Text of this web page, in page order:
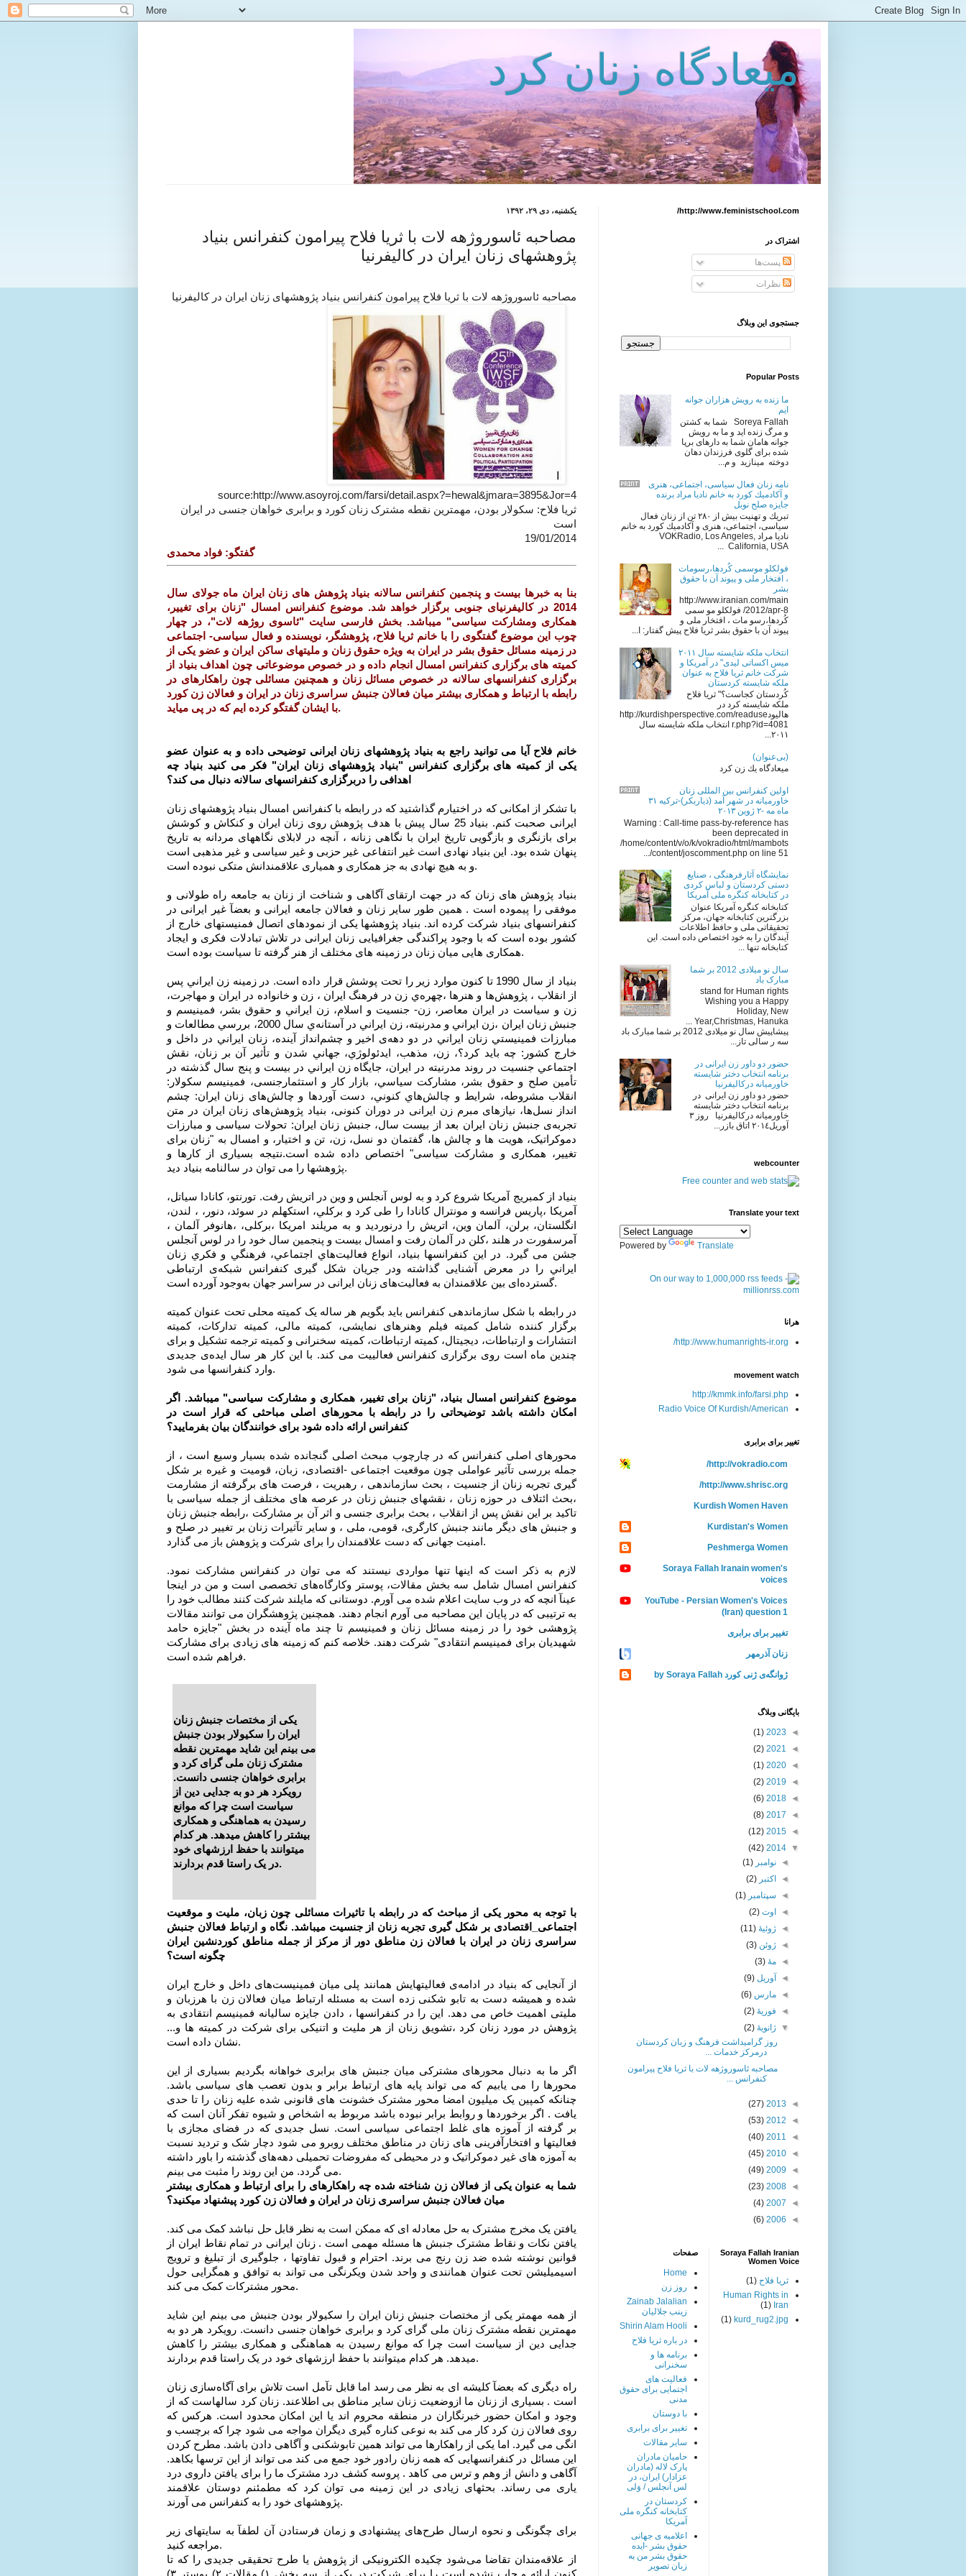
میعادگاه زنان كرد
یکشنبه، دی ۲۹، ۱۳۹۲
مصاحبه ئاسوروژهه لات با ثریا فلاح پیرامون کنفرانس بنیاد
پژوهشهای زنان ایران در کالیفرنیا
مصاحبه ئاسوروژهه لات با ثریا فلاح پیرامون کنفرانس بنیاد پژوهشهای زنان ایران در کالیفرنیا
source:http://www.asoyroj.com/farsi/detail.aspx?=hewal&jmara=3895&Jor=4
ثریا فلاح: سکولار بودن، مهمترین نقطه مشترک زنان کورد و برابری خواهان جنسی در ایران
است
19/01/2014
گفتگو: فواد محمدی
بنا به خبرها بیست و پنجمین کنفرانس سالانه بنیاد پژوهش های زنان ایران ماه جولای سال
2014 در کالیفرنیای جنوبی برگزار خواهد شد.
موضوع کنفرانس امسال "زنان برای تغییر،
همکاری ومشارکت سیاسی" میباشد. بخش فارسی سایت "ئاسوی روژهه لات"، در چهار
چوب این موضوع گفتگوی را با خانم ثریا فلاح، پژوهشگر، نویسنده و فعال سیاسی- اجتماعی
در زمینه مسائل حقوق بشر در ایران بە ویژە حقوق زنان و ملیتهای ساکن ایران و عضو یکی از
کمیته های برگزاری کنفرانس امسال انجام داده و در خصوص موضوعاتی چون اهداف بنیاد از
برگزاری کنفرانسهای سالانه در خصوص مسائل زنان و همچنین مسائلی چون راهکارهای در
رابطه با ارتباط و همکاری بیشتر میان فعالان جنبش سراسری زنان در ایران و فعالان زن کورد
با ایشان گفتگو کرده ایم که در پی میاید.
خانم فلاح آیا می توانید راجع به بنیاد پژوهشهای زنان ایرانی توضیحی داده و به عنوان عضو
یکی از کمیته های برگزاری کنفرانس "بنیاد پژوهشهای زنان ایران" فکر می کنید بنیاد چه
اهدافی را دربرگزاری کنفرانسهای سالانه دنبال می کند؟
با تشکر از امکانی که در اختیارم گذاشتید که در رابطه با کنفرانس امسال بنیاد پژوهشهای زنان
ایرانی صحبت کنم. بنياد 25 سال پیش با هدف پژوهش روی زنان ایران و کنکاش و كوشش
برای بازنگری و بازگویی تاریخ ایران با نگاهی زنانه ، آنچه در لابلای نگاههای مردانه به تاریخ
پنهان شده بود. این بنیاد نهادی است غیر انتفاعی غیر حزبی و غیر سیاسی و غیر مذهبی است
و به هیچ نهادی به جز همکاری و همیاری علاقمندانش متکی نبوده است.
بنیاد پژوهش های زنان که در جهت ارتقای آگاهی و شناخت از زنان به جامعه راه طولانی و
موفقی را پیموده است . همین طور سایر زنان و فعالان جامعه ایرانی و بعضآ غیر ایرانی در
کنفرانسهای بنیاد شرکت کرده اند. بنیاد پژوهشها یکی از نمودهای اتصال فمنیستهای خارج از
کشور بوده است که با وجود پراکندگی جغرافیایی زنان ایرانی در تلاش تبادلات فکری و ایجاد
همکاری هایی میان زنان در زمینه های مختلف از هنر گرفته تا سیاست بوده است.
بنیاد از سال 1990 تا کنون موارد زیر را تحت پوشش قرار داده است. در زمینه زن ايراني پس
از انقلاب ، پژوهش‌ها و هنرها ،چهره‌ي زن در فرهنگ ايران ، زن و خانواده در ايران و مهاجرت،
زن و سياست در ايران معاصر، زن- جنسيت و اسلام، زن ايراني و حقوق بشر، فمينيسم و
جنبش زنان ايران ،زن ايراني و مدرنيته، زن ايراني در آستانه‌ي سال 2000، بررسي مطالعات و
مبارزات فمينيستي زنان ايراني در دو دهه‌ی اخير و چشم‌انداز آينده، زنان ايراني در داخل و
خارج كشور: چه بايد كرد؟، زن، مذهب، ايدئولوژي، جهاني شدن و تأثير آن بر زنان، نقش
اجتماعي جنسيت در روند مدرنيته در ايران، جايگاه زن ايراني در بيست و پنج سال گذشته در
تأمين صلح و حقوق بشر، مشاركت سياسي، بازار كار و استثمارجنسی، فمينيسم سكولار:
انقلاب مشروطه، شرايط و چالش‌هاي كنوني، دست آورد‌ها و چالش‌های زنان ایران: چشم
‌انداز نسل‌ها، نیازهای مبرم زن ایرانی در دوران کنونی، بنیاد پژوهش‌های زنان ایران در متن
تجربه‌ی جنبش زنان ایران بعد از بیست سال، جنبش زنان ایران: تحولات سیاسی و مبارزات
دموکراتیک، هویت ها و چالش ها، گفتمان دو نسل، زن، تن و اختیار، و امسال به "زنان برای
تغییر، همکاری و مشارکت سیاسی" اختصاص داده شده است.نتیجه بسیاری از کارها و
پژوهشها را می توان در سالنامه بنیاد دید.
بنیاد از كمبريج آمریکا شروع کرد و به لوس آنجلس و وین در اتریش رفت. تورنتو، كانادا سياتل،
آمریکا ،پاريس فرانسه و مونترال كانادا را طی کرد و بركلي، استكهلم در سوئد، دنور، ، لندن،
انگلستان، برلن، آلمان وين، اتريش را درنوردید و به مریلند امریکا ،برکلی، ،هانوفر آلمان ،
آمرسفورت در هلند ،کلن در آلمان رفت و امسال بیست و پنجمین سال خود را در لوس آنجلس
جشن می گیرد. در این کنفرانسها بنياد، انواع فعاليت‌هاي اجتماعي، فرهنگي و فكري زنان
ايراني را در معرض آشنایی گذاشته ودر جریان شکل گیری کنفرانس شبكه‌ی ارتباطی
گسترده‌ای بين علاقمندان به فعاليت‌های زنان ايرانی در سراسر جهان به‌وجود آورده است.
در رابطه با شکل سازماندهی کنفرانس باید بگویم هر ساله یک کمیته محلی تحت عنوان کمیته
برگزار کننده شامل کمیته فیلم وهنرهای نمایشی، کمیته مالی، کمیته تدارکات، کمیته
انتشارات و ارتباطات، دیجیتال، کمیته ارتباطات، کمیته سخنرانی و کمیته ترجمه تشکیل و برای
چندین ماه است روی برگزاری کنفرانس فعالییت می کند. با این کار هر سال ایده‌ی جدیدی
وارد کنفرانسها می شود.
موضوع کنفرانس امسال بنیاد، "زنان برای تغییر، همکاری و مشارکت سیاسی" میباشد. اگر
امکان داشته باشد توضیحاتی را در رابطه با محورهای اصلی مباحثی که قرار است در
کنفرانس ارائه داده شود برای خوانندگان بیان بفرمایید؟
محورهای اصلی کنفرانس که در چارچوب مبحث اصلی گنجانده شده بسیار وسیع است ، از
جمله بررسی تآثیر عواملی چون موقعیت اجتماعی -اقتصادی، زبان، قومیت و غیره بر شکل
گیری تجربه زنان از جنسیت ، بحث سازماندهی ، رهبریت ، فرصت های برگرفته از مشارمت
،بحث ائتلاف در حوزه زنان ، نقشهای جنبش زنان در عرصه های مختلف از جمله سیاسی با
تاکید بر این نقش پس از انقلاب ، بحث برابری جنسی و اثر آن بر مشارکت ،رابطه جنبش زنان
و جنبش های دیگر مانند جنبش کارگری، قومی، ملی ، و سایر تآثیرات زنان بر تغییر در صلح و
امنیت جهانی که دست علاقمندان را برای شرکت و پژوهش باز می گذارد.
لازم به ذکر است که اینها تنها مواردی نیستند که می توان در کنفرانس مشارکت نمود.
کنفرانس امسال شامل سه بخش مقالات، پوستر وکارگاه‌های تخصصی است و من در اینجا
عینآ انچه که در وب سایت اعلام شده می آورم. دوستانی که مایلند شرکت کنند مطالب خود را
به ترتیبی که در پایان این مصاحبه می آورم انجام دهند. همچنین پژوهشگران می توانند مقالات
پژوهشی خود را در زمینه مسائل زنان و فمینیسم تا چند ماه آینده در بخش "جایزه حامد
شهیدیان برای فمینیسم انتقادی" شرکت دهند. خلاصه کنم که زمینه های زیادی برای مشارکت
فراهم شده است.
یکی از مختصات جنبش زنان
ایران را سکیولار بودن جنبش
می بینم این شاید مهمترین نقطه
مشترک زنان ملی گرای کرد و
برابری خواهان جنسی دانست.
رویکرد هر دو به جدایی دین از
سیاست است چرا که موانع
رسیدن به هماهنگی و همکاری
بیشتر را کاهش میدهد. هر کدام
میتوانند با حفظ ارزشهای خود
در یک راستا قدم بردارند.
با توجه به محور یکی از مباحث که در رابطه با تاثیرات مسائلی چون زبان، ملیت و موقعیت
اجتماعی_اقتصادی بر شکل گیری تجربه زنان از جنسیت میباشد. نگاه و ارتباط فعالان جنبش
سراسری زنان در ایران با فعالان زن مناطق دور از مرکز از جمله مناطق کوردنشین ایران
چگونه است؟
از آنجایی که بنیاد در ادامه‌ی فعالیتهایش همانند پلی میان فمینیست‌های داخل و خارج ایران
شده و همیشه دست به تابو شکنی زده است به مسئله ارتباط میان فعالان زن با هرزبان و
ملیتی اهمیت خاص می دهد. این را در کنفرانسها ، دادن جایزه سالیانه فمینیسم انتقادی به
پژوهش در مورد زنان کرد ،تشویق زنان از هر ملیت و اتنیکی برای شرکت در کمیته ها و...
نشان داده است.
اگر ما به دنبال محورهای مشترکی میان جنبش های برابری خواهانه بگردیم بسیاری از این
محورها را می یابیم که می تواند پایه های ارتباط برابر و بدون تعصب های سیاسی باشد.
چنانکه کمپین یک میلیون امضا محور مشترک خشونت های قانونی شده علیه زنان را تا حدی
یافت . اگر برخوردها و روابط برابر نبوده باشد مربوط به اشخاص و شیوه تفکر آنان است که
بر گرفته از آموزه های غلط اجتماعی سیاسی است. نسل جدیدی که در فضای مجازی با
فعالیتها و افتخارآفرینی های زنان در مناطق مختلف روبرو می شود دچار شک و تردید نسبت
به آموزه های غیر دموکراتیک و در محیطی که مفروضات تحمیلی دهه‌های گذشته را باور داشته
می گردد. من این روند را مثبت می بینم.
شما به عنوان یکی از فعالان زن شناخته شده چه راهکارهای را برای ارتباط و همکاری بیشتر
میان فعالان جنبش سراسری زنان در ایران و فعالان زن کورد پیشنهاد میکنید؟
یافتن یک مخرج مشترک به حل معادله ای که ممکن است به نظر قابل حل نباشد کمک می کند.
یافتن نکات و نقاط مشترک جنبش ها مسئله مهمی است . زنان ایرانی در تمام نقاط ایران از
قوانین نوشته شده ضد زن رنج می برند. احترام و قبول تفاوتها ، جلوگیری از تبلیغ و ترویج
اسیمیلیشن تحت عنوان همانندی و واحد شدن ویکرنگی می تواند به توافق و همگرایی حول
محور مشترکات کمک می کند.
از همه مهمتر یکی از مختصات جنبش زنان ایران را سکیولار بودن جنبش می بینم این شاید
مهمترین نقطه مشترک زنان ملی گرای کرد و برابری خواهان جنسی دانست. رویکرد هر دو به
جدایی دین از سیاست است چرا که موانع رسیدن به هماهنگی و همکاری بیشتر را کاهش
میدهد. هر کدام میتوانند با حفظ ارزشهای خود در یک راستا قدم بردارند.
راه دیگری که بعضآ کلیشه ای به نظر می رسد اما قابل تآمل است تلاش برای آگاه‌سازی زنان
است . بسیاری از زنان ما ازوضعیت زنان سایر مناطق بی اطلاعند. زنان کرد سالهاست که از
وجود و امکان حضور خبرنگاران در منطقه محروم اند یا این امکان محدود است. هرکس که
روی فعالان زن کرد کار می کند به نوعی کناره گیری دیگران مواجه می شود چرا که برچسب و
انگی می گیرد. اما یکی از راهکارها می تواند همین تابوشکنی و آگاهی دادن باشد. مطرح کردن
این مسائل در کنفرانسهایی که همه زنان رادور خود جمع می کند می تواند از این ترسها بکاهد.
آگاهی و دانش از وهم و ترس می کاهد . پروسه کشف درد مشترک ما را برای یافتن داروی درد
یاری می رساند. بحثهای زیادی در این زمینه می توان کرد که مطمئنم دوستان علاقمند
پژوهشهای خود را به کنفرانس می آورند.
برای چگونگی و نحوه ارسال طرح‌های پیشنهادی و زمان فرستادن آن لطفآ به سایتهای زیر
مراجعه کنید.
از علاقه‌مندان تقاضا می‌‌‌‌‌‌‌شود چکیده الکترونیکی از پژوهش یا طرح تحقیقی جدیدی را که تا
http://www.feministschool.com/
اشتراک در
پست‌ها
نظرات
جستجوی این وبلاگ
Popular Posts
ما زنده به رویش هزاران جوانه
ایم
Soreya Fallah شما به كشتن
و مرگ زنده ايد و ما به رويش
جوانه هامان شما به دارهای برپا
شده برای گلوی فرزندان دهان
دوخته مینازید و م...
نامه زنان فعال سياسى، اجتماعى، هنرى
و آكادميك كورد به خانم ناديا مراد برنده
جایزه صلح نوبل
تبريك و تهنيت بيش از ٢٨٠ تن از زنان فعال
سياسى، اجتماعى، هنرى و آكادميك كورد به خانم
ناديا مراد VOKRadio, Los Angeles,
California, USA ...
فولکلو موسمی کُردها،رسومات
، افتخار ملی و پیوند آن با حقوق
بشر
http://www.iranian.com/main
/2012/apr-8 فولکلو مو سمی
کُردها،رسو مات ، افتخار ملی و
پیوند آن با حقوق بشر ثریا فلاح پیش گفتار: ا...
انتخاب ملکه شایسته سال ٢٠١١
میس اکساتی لیدی" در آمریکا و
شرکت خانم ثریا فلاح به عنوان
ملکه شایسته کردستان
کُردستان کجاست؟" ثریا فلاح
ملکه شایسته کرد در
هالیودhttp://kurdishperspective.com/readuse
r.php?id=4081 انتخاب ملکه شایسته سال
٢٠١١...
(بی‌عنوان)
میعادگاه یك زن كرد
اولين كنفرانس بين المللى زنان
خاورميانه در شهر آمد (ذياربكر)-تركيه ٣١
ماه مه -٢ ژوين ٢٠١٣
Warning : Call-time pass-by-reference has
been deprecated in
/home/content/v/o/k/vokradio/html/mambots
/content/joscomment.php on line 51...
نمایشگاه آثارفرهنگی ، صنایع
دستی کردستان و لباس کردی
در کتابخانه کنگره ملی آمریکا
کتابخانه کنگره آمریکا عنوان
بزرگترین کتابخانه جهان، مرکز
تحقیقاتی ملی و حافظ اطلاعات
آیندگان را به خود اختصاص داده است. این
کتابخانه تنها ...
سال نو میلادی 2012 بر شما
مبارک باد
stand for Human rights
Wishing you a Happy
Holiday, New
Year,Christmas, Hanuka ...
پیشاپیش سال نو میلادی 2012 بر شما مبارک باد
سه ر سالی تاز...
حضور دو داور زن ایرانی در
برنامه انتخاب دختر شایسته
خاورمیانه درکالیفرنیا
حضور دو داور زن ایرانی در
برنامه انتخاب دختر شایسته
خاورمیانه درکالیفرنیا روز ٣
آوريل٢٠١٤ اتاق بازر...
webcounter
Translate your text
Powered by Translate
هرانا
http://www.humanrights-ir.org/
movement watch
http://kmmk.info/farsi.php
Radio Voice Of Kurdish/American
تغییر برای برابری
http://vokradio.com/
http://www.shrisc.org/
Kurdish Women Haven
Kurdistan's Women
Peshmerga Women
Soraya Fallah Iranain women's
voices
YouTube - Persian Women's Voices
(Iran) question 1
تغییر برای برابری
زنان آذرمهر
ژوانگه‌ی ژنی كورد by Soraya Fallah
بايگانی وبلاگ
◄
2023
(1)
◄
2021
(2)
◄
2020
(1)
◄
2019
(2)
◄
2018
(6)
◄
2017
(8)
◄
2015
(12)
▼
2014
(42)
◄نوامبر(1)
◄اکتبر(2)
◄ سپتامبر(1)
◄اوت(2)
◄ژوئیهٔ(11)
◄ژوئن(3)
◄مهٔ(3)
◄آوریل(9)
◄مارس(6)
◄ فوریهٔ(2)
▼ژانویهٔ(2)
روز گراميداشت فرهنگ و زبان كردستان
درمركز خدمات ...
مصاحبه ئاسوروژهه لات با ثریا فلاح پیرامون
کنفرانس ...
◄
2013
(27)
◄
2012
(53)
◄
2011
(40)
◄
2010
(45)
◄
2009
(49)
◄
2008
(23)
◄
2007
(4)
◄
2006
(6)
Soraya Fallah Iranian
Women Voice
ثریا فلاح (1)
Human Rights in
Iran
(1)
kurd_rug2.jpg
(1)
صفحات
Home
روز زن
Zainab Jalalian
زینب جلالیان
Shirin Alam Hooli
در باره ثریا فلاح
برنامه ها و
سخنرانی
فعالیت های
اجتمایی برای حقوق
مدنی
با دوستان
تغییر برای برابری
سایر مقالات
حامیان مادران
پارک لاله (مادران
عزادار) ایران، در
لس آنجلس / وَلی
کردستان در
کتابخانه کنگره ملی
آمریکا
اعلامیه ی جهانی
حقوق بشر -ایده
حقوق بشر من به
زبان تصویر